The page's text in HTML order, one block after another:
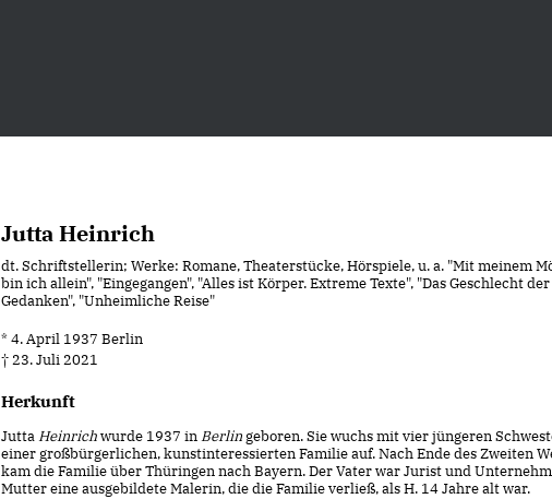
Jutta Heinrich
dt. Schriftstellerin; Werke: Romane, Theaterstücke, Hörspiele, u. a. "Mit meinem
bin ich allein", "Eingegangen", "Alles ist Körper. Extreme Texte", "Das Geschlecht der
Gedanken", "Unheimliche Reise"
* 4. April 1937 Berlin
† 23. Juli 2021
Herkunft
JuttaHeinrichwurde 1937 inBerlingeboren. Sie wuchs mit vier jüngeren
einer großbürgerlichen, kunstinteressierten Familie auf. Nach Ende des Zweiten
kam die Familie über Thüringen nach Bayern. Der Vater war Jurist und
Mutter eine ausgebildete Malerin, die die Familie verließ, als H. 14 Jahre alt war.